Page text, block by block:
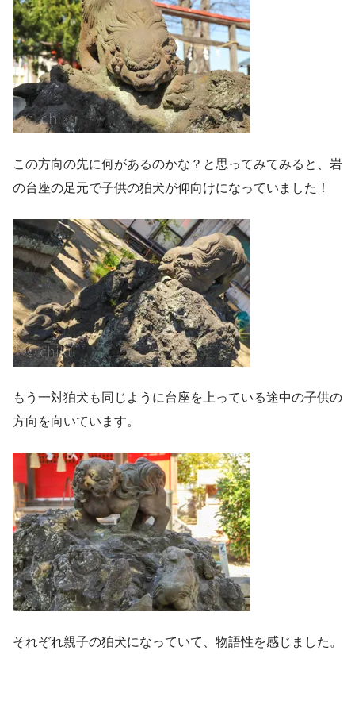
この方向の先に何があるのかな？と思ってみてみると、岩
の台座の足元で子供の狛犬が仰向けになっていました！
もう一対狛犬も同じように台座を上っている途中の子供の
方向を向いています。
それぞれ親子の狛犬になっていて、物語性を感じました。